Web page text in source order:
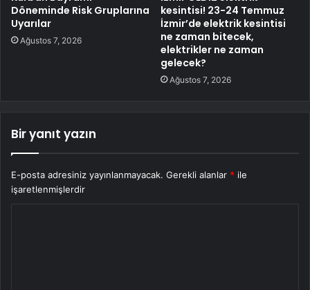
Döneminde Risk Gruplarına
Uyarılar
Ağustos 7, 2026
kesintisi! 23-24 Temmuz
İzmir’de elektrik kesintisi
ne zaman bitecek,
elektrikler ne zaman
gelecek?
Ağustos 7, 2026
Bir yanıt yazın
E-posta adresiniz yayınlanmayacak. Gerekli alanlar * ile
işaretlenmişlerdir